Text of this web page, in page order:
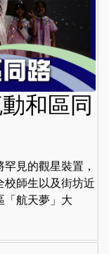
和區同
見的觀星裝置，
校師生以及街坊近
「航天夢」大